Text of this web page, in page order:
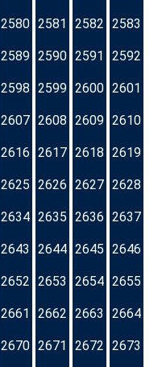
2580 2581 2582 2583
2589 2590 2591 2592
2598 2599 2600 2601
2607 2608 2609 2610
2616 2617 2618 2619
2625 2626 2627 2628
2634 2635 2636 2637
2643 2644 2645 2646
2652 2653 2654 2655
2661 2662 2663 2664
2670 2671 2672 2673